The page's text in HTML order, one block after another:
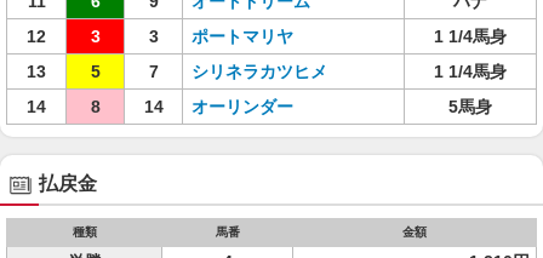
12
3 3 ポートマリヤ
1 1/4馬身
13
5 7 シリネラカツヒメ
1 1/4馬身
14
8 14 オーリンダー 5馬身
払戻金
種類 馬番 金額